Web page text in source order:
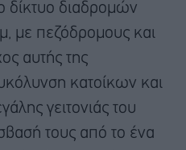
δίκτυο διαδρομών
με πεζόδρομους και
αυτής της
κατοίκων και
γειτονιάς του
τους από το ένα